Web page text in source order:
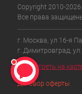
Copyright 2010-2026
Все права
г. Москва, ул 16-я
г. Димитровград,
Посмотреть на
Договор оферты